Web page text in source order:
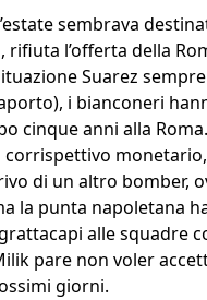
sembrava
rifiuta l’offerta della
Suarez
i bianconeri
cinque anni alla
corrispettivo
di un altro bomber,
la punta napoletana
alle squadre
pare non voler
giorni.